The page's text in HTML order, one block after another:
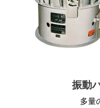
振動
多量